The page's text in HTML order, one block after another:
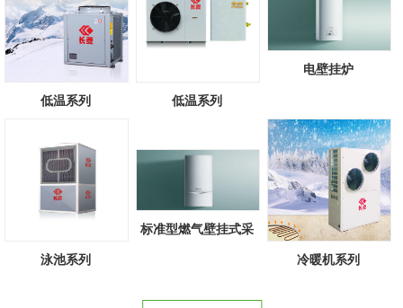
低温系列 低温系列
电壁挂炉
泳池系列
标准型燃气壁挂式采
冷暖机系列